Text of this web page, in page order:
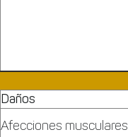
Daños
Afecciones musculares